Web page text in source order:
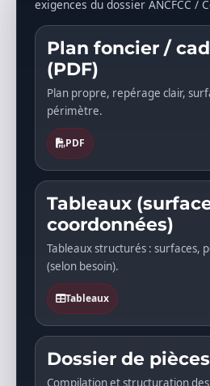
exigences du dossier ANCFCC /
Plan foncier /
(PDF)
Plan propre, repérage clair,
périmètre.
PDF
Tableaux
coordonnées)
Tableaux structurés : surfaces,
(selon besoin).
Tableaux
Dossier de pièces
Compilation et structuration